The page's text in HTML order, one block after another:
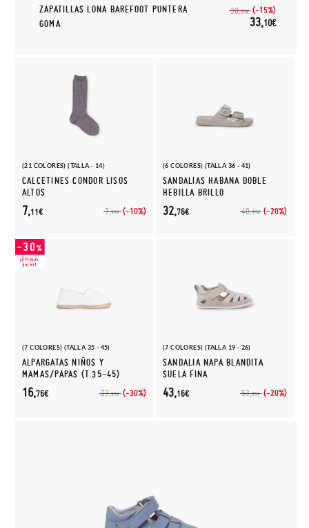
ZAPATILLAS LONA BAREFOOT PUNTERA
GOMA
38,95€ (-15%)
33,10€
(21 COLORES) (TALLA - 14)
CALCETINES CONDOR LISOS
ALTOS
7,90€ (-10%)
7,11€
(6 COLORES) (TALLA 36 - 41)
SANDALIAS HABANA DOBLE
HEBILLA BRILLO
40,95€ (-20%)
32,76€
(7 COLORES) (TALLA 35 - 45)
ALPARGATAS NIÑOS Y
MAMAS/PAPAS (T.35-45)
23,95€ (-30%)
16,76€
(7 COLORES) (TALLA 19 - 26)
SANDALIA NAPA BLANDITA
SUELA FINA
53,95€ (-20%)
43,16€